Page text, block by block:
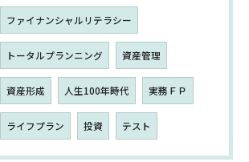
ファイナンシャルリテラシー
トータルプランニング 資産管理
資産形成 人生100年時代 実務ＦＰ
ライフプラン 投資 テスト